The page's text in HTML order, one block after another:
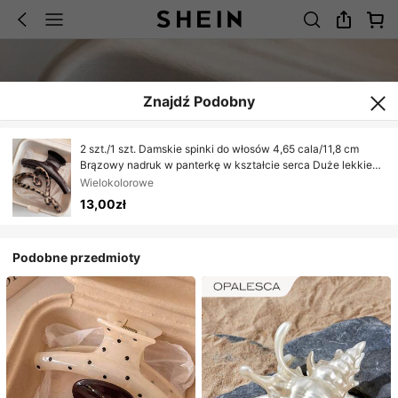
Znajdź Podobny
2 szt./1 szt. Damskie spinki do włosów 4,65 cala/11,8 cm
Brązowy nadruk w panterkę w kształcie serca Duże lekkie
plastikowe spinki do włosów, Modne wszechstronne,
wysokiej klasy eleganckie minimalistyczne akcesoria do
włosów w jednolitym kolorze, odpowiednie na codzienne
Damskie spinki do włosów Elegancka spinka do włosów,
podróż, urodziny
Wielokolorowe
13,00zł
Podobne przedmioty